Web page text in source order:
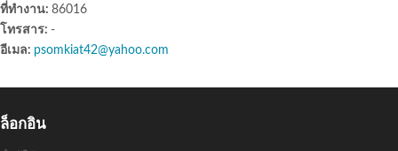
ที่ทำงาน: 86016
โทรสาร: -
อีเมล: psomkiat42@yahoo.com
ล็อกอิน